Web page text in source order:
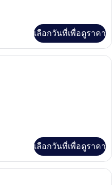
เลือกวันที่เพื่อดูราคา
ผ้านวมขนเป็ด, ตู้นิรภัยในห้องพัก, โต๊ะ
เลือกวันที่เพื่อดูราคา
ห้องสแตนดาร์ดซิงเกิล | ผ้านวมขนเป็